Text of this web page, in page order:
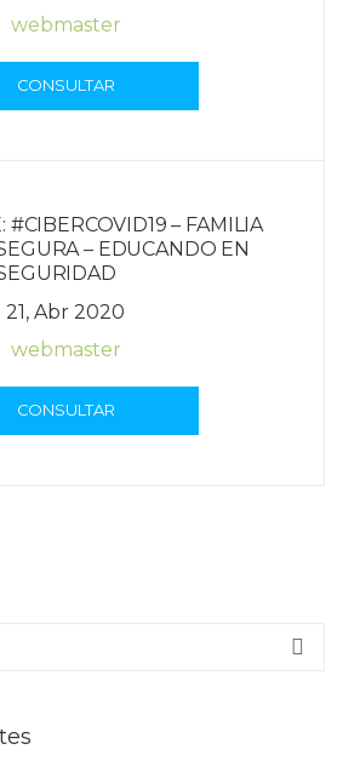
webmaster
CONSULTAR
#CIBERCOVID19 – FAMILIA
– EDUCANDO EN
21, Abr 2020
webmaster
CONSULTAR